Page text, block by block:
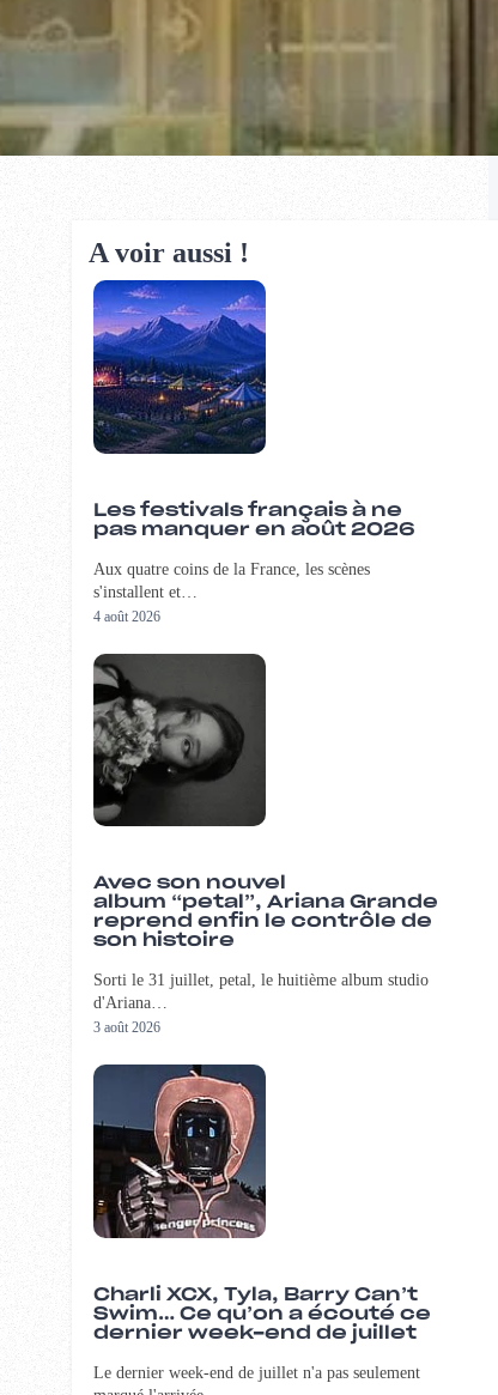
A voir aussi !
Les festivals français à ne
pas manquer en août 2026
Aux quatre coins de la France, les scènes
s'installent et…
4 août 2026
Avec son nouvel
album “petal”, Ariana Grande
reprend enfin le contrôle de
son histoire
Sorti le 31 juillet, petal, le huitième album studio
d'Ariana…
3 août 2026
Charli XCX, Tyla, Barry Can’t
Swim… Ce qu’on a écouté ce
dernier week-end de juillet
Le dernier week-end de juillet n'a pas seulement